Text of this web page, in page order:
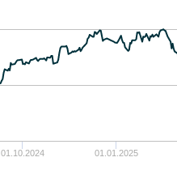
01.10.2024 01.01.2025